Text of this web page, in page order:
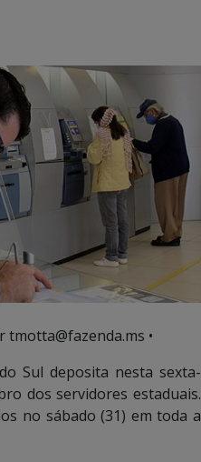
tmotta@fazenda.ms •
Sul deposita nesta sexta-
dos servidores estaduais.
no sábado (31) em toda a